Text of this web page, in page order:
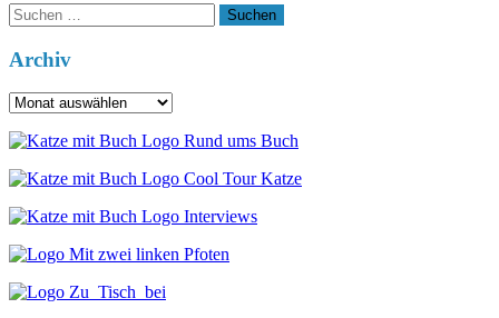
Suchen
nach:
Archiv
Archiv